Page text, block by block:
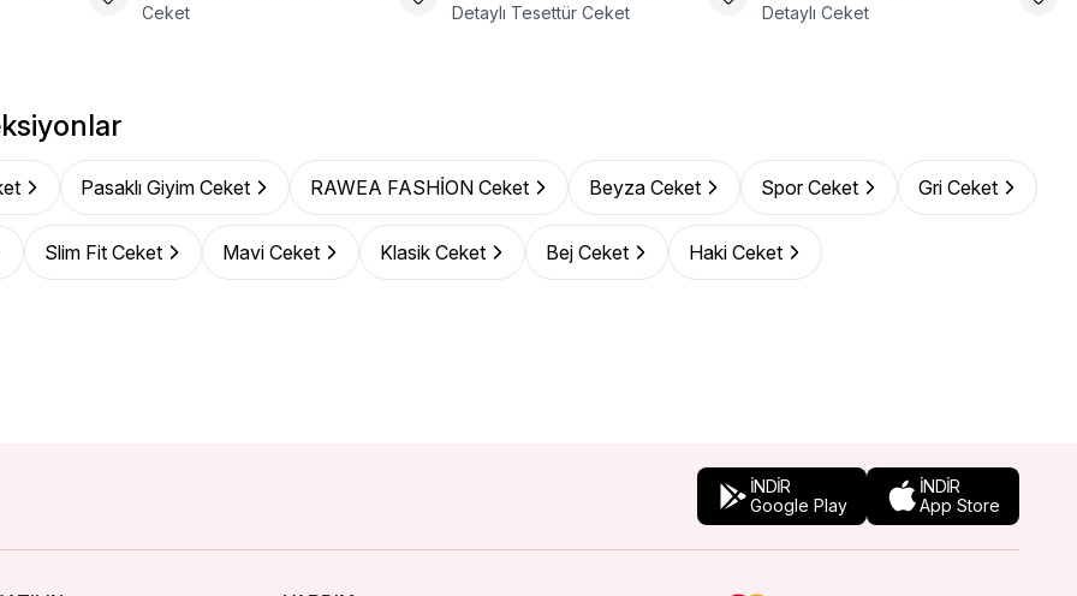
Ceket
Detaylı Tesettür Ceket
Detaylı Ceket
Pasaklı Giyim Ceket RAWEA FASHİON Ceket Beyza Ceket Spor Ceket Gri Ceket
Slim Fit Ceket Mavi Ceket Klasik Ceket Bej Ceket Haki Ceket
İNDİR
Google Play
İNDİR
App Store